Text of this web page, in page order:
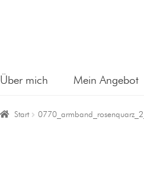
Über mich Mein Angebot
Start